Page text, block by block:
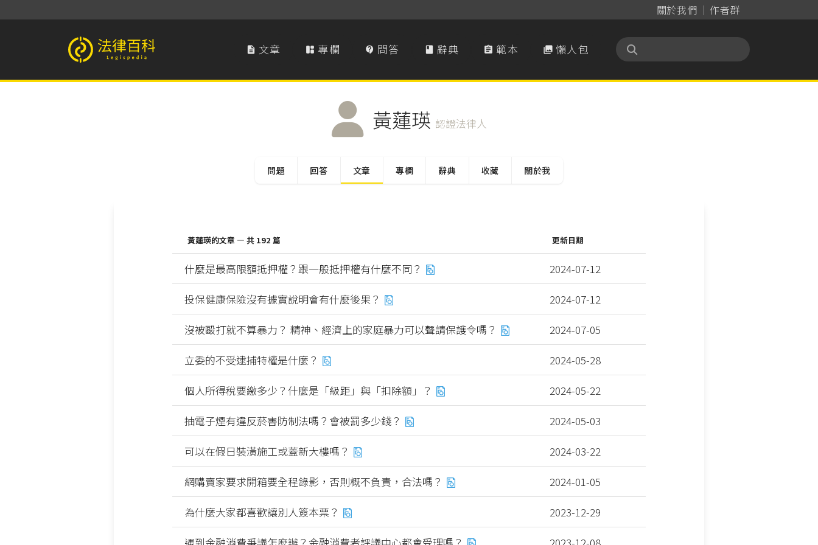
關於我們 作者群
法律百科 Legispedia  文章  專欄  問答  辭典  範本  懶人包
黃蓮瑛 認證法律人
問題 回答 文章 專欄 辭典 收藏 關於我
黃蓮瑛的文章 — 共 192 篇 更新日期
什麼是最高限額抵押權？跟一般抵押權有什麼不同？
2024-07-12
投保健康保險沒有據實說明會有什麼後果？
2024-07-12
沒被毆打就不算暴力？ 精神、經濟上的家庭暴力可以聲請保護令嗎？
2024-07-05
立委的不受逮捕特權是什麼？
2024-05-28
個人所得稅要繳多少？什麼是「級距」與「扣除額」？
2024-05-22
抽電子煙有違反菸害防制法嗎？會被罰多少錢？
2024-05-03
可以在假日裝潢施工或蓋新大樓嗎？
2024-03-22
網購賣家要求開箱要全程錄影，否則概不負責，合法嗎？
2024-01-05
為什麼大家都喜歡讓別人簽本票？
2023-12-29